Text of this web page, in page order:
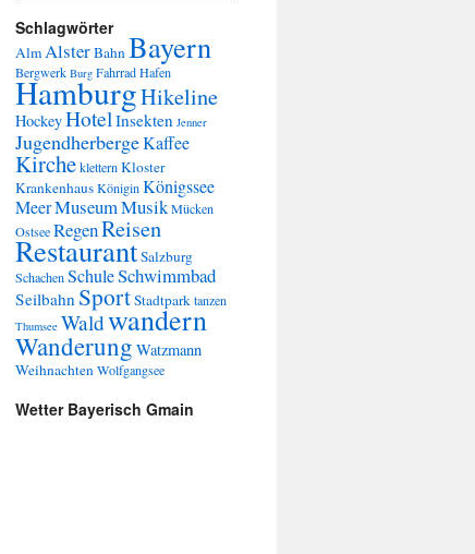
Schlagwörter
AlmAlsterBahnBayern
Bergwerk Burg FahrradHafen
HamburgHikeline
HockeyHotelInsekten Jenner
JugendherbergeKaffee
KirchekletternKloster
KrankenhausKöniginKönigssee
MeerMuseumMusikMücken
OstseeRegenReisen
RestaurantSalzburg
SchachenSchuleSchwimmbad
Seilbahn SportStadtparktanzen
Thumsee Waldwandern
Wanderung Watzmann
WeihnachtenWolfgangsee
Wetter Bayerisch Gmain